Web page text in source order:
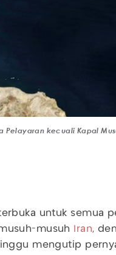
Pelayaran kecuali Kapal
untuk semua
musuh
Iran,
mengutip